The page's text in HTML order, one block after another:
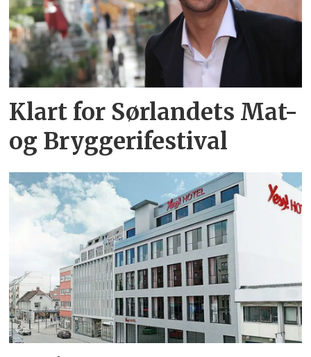
Klart for Sørlandets Mat-
og Bryggerifestival